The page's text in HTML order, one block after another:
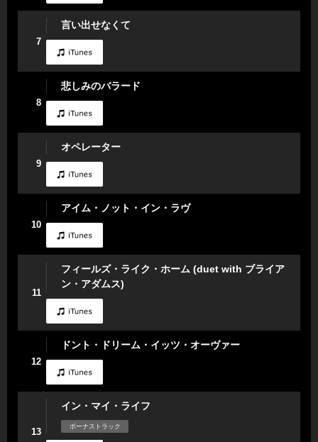
7
言い出せなくて
8
悲しみのバラード
9
オペレーター
10
アイム・ノット・イン・ラヴ
11
フィールズ・ライク・ホーム (duet with ブライア
ン・アダムス)
12
ドント・ドリーム・イッツ・オーヴァー
13
イン・マイ・ライフ
ボーナストラック